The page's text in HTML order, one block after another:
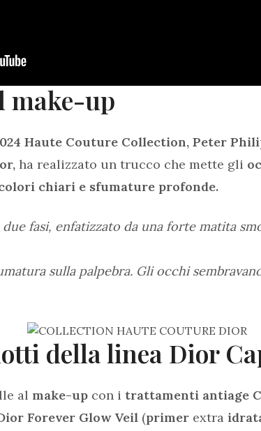
make-up
Haute Couture Collection, Peter
ha realizzato un trucco che mette gli
chiari e sfumature profonde.
fasi, enfatizzato da una forte matita
sulla palpebra. Gli occhi
della linea Dior
al make-up con i trattamenti antiage
Forever Glow Veil (primer extra